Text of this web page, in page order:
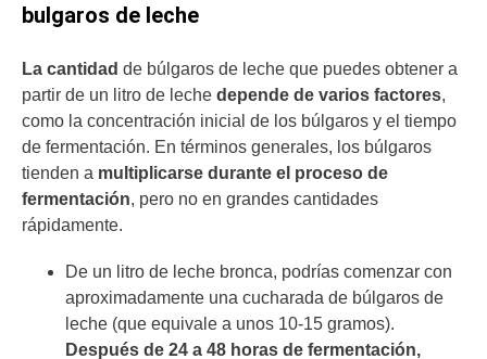
bulgaros de leche
La cantidad de búlgaros de leche que puedes obtener a
partir de un litro de leche depende de varios factores,
como la concentración inicial de los búlgaros y el tiempo
de fermentación. En términos generales, los búlgaros
tienden a multiplicarse durante el proceso de
fermentación, pero no en grandes cantidades
rápidamente.
De un litro de leche bronca, podrías comenzar con
aproximadamente una cucharada de búlgaros de
leche (que equivale a unos 10-15 gramos).
Después de 24 a 48 horas de fermentación,